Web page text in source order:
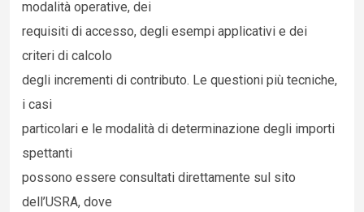
modalità operative, dei
requisiti di accesso, degli esempi applicativi e dei
criteri di calcolo
degli incrementi di contributo. Le questioni più tecniche,
i casi
particolari e le modalità di determinazione degli importi
spettanti
possono essere consultati direttamente sul sito
dell’USRA, dove